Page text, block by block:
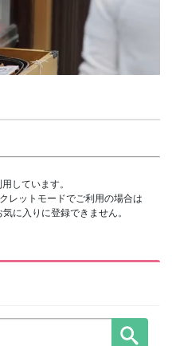
しています。
レットモードでご利用の場合は
に入りに登録できません。